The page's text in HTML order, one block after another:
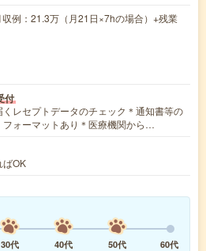
例：21.3万（月21日×7hの場合）+残業
付
くレセプトデータのチェック＊通知書等の
フォーマットあり＊医療機関から…
ばOK
30代 40代 50代
60代